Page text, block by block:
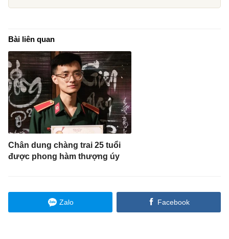
Bài liên quan
Chân dung chàng trai 25 tuổi
được phong hàm thượng úy
Zalo Facebook